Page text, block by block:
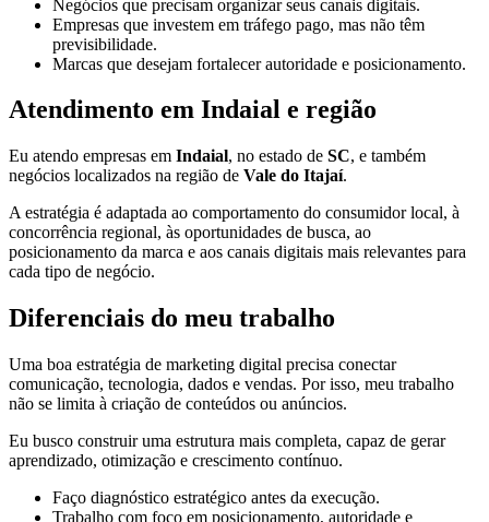
Negócios que precisam organizar seus canais digitais.
Empresas que investem em tráfego pago, mas não têm
previsibilidade.
Marcas que desejam fortalecer autoridade e posicionamento.
Atendimento em Indaial e região
Eu atendo empresas em Indaial, no estado de SC, e também
negócios localizados na região de Vale do Itajaí.
A estratégia é adaptada ao comportamento do consumidor local, à
concorrência regional, às oportunidades de busca, ao
posicionamento da marca e aos canais digitais mais relevantes para
cada tipo de negócio.
Diferenciais do meu trabalho
Uma boa estratégia de marketing digital precisa conectar
comunicação, tecnologia, dados e vendas. Por isso, meu trabalho
não se limita à criação de conteúdos ou anúncios.
Eu busco construir uma estrutura mais completa, capaz de gerar
aprendizado, otimização e crescimento contínuo.
Faço diagnóstico estratégico antes da execução.
Trabalho com foco em posicionamento, autoridade e